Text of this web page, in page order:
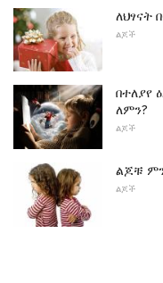
ለህፃናት
ልጆች
በተለያየ
ለምን?
ልጆች
ልጆቹ
ልጆች